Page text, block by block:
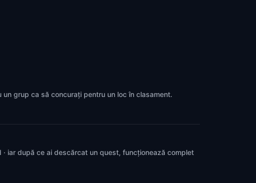
grup ca să concurați pentru un loc în clasament.
iar după ce ai descărcat un quest, funcționează complet